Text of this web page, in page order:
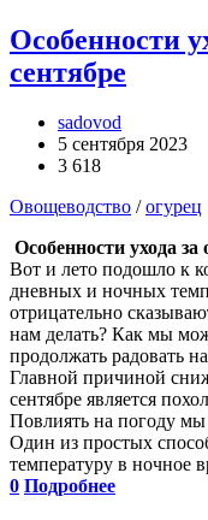
Особенности
сентябре
sadovod
5 сентября 2023
3 618
Овощеводство /огурец
Особенности ухода
Вот и лето подошло к
дневных и ночных
отрицательно
нам делать? Как мы
продолжать радовать
Главной причиной
сентябре является
Повлиять на погоду
Один из простых
температуру в ночное
0 Подробнее